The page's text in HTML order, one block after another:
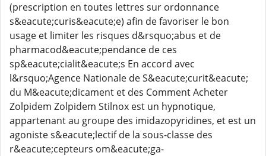
(prescription en toutes lettres sur ordonnance
s&eacute;curis&eacute;e) afin de favoriser le bon
usage et limiter les risques d&rsquo;abus et de
pharmacod&eacute;pendance de ces
sp&eacute;cialit&eacute;s En accord avec
l&rsquo;Agence Nationale de S&eacute;curit&eacute;
du M&eacute;dicament et des Comment Acheter
Zolpidem Zolpidem Stilnox est un hypnotique,
appartenant au groupe des imidazopyridines, et est un
agoniste s&eacute;lectif de la sous-classe des
r&eacute;cepteurs om&eacute;ga-